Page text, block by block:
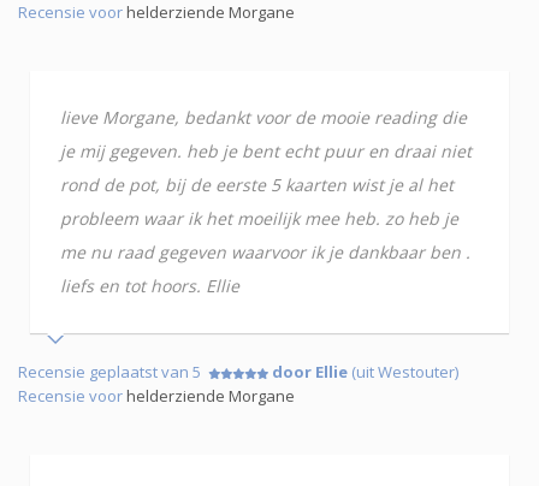
Recensie voorhelderziende Morgane
lieve Morgane, bedankt voor de mooie reading die
je mij gegeven. heb je bent echt puur en draai niet
rond de pot, bij de eerste 5 kaarten wist je al het
probleem waar ik het moeilijk mee heb. zo heb je
me nu raad gegeven waarvoor ik je dankbaar ben .
liefs en tot hoors. Ellie
Recensie geplaatst van 5 door Ellie (uit Westouter)
Recensie voorhelderziende Morgane